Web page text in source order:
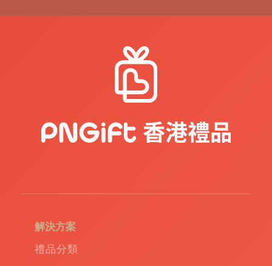
解決方案
禮品分類